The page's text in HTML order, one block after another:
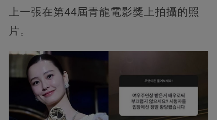
上一張在第44屆青龍電影獎上拍攝的照
片。